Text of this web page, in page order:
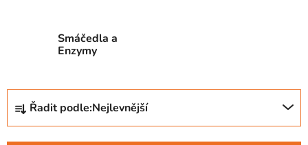
Smáčedla a
Enzymy
Ř
z
Řadit podle:Nejlevnější